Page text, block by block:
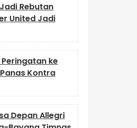
Rebutan
United Jadi
ke
Kontra
Depan Allegri